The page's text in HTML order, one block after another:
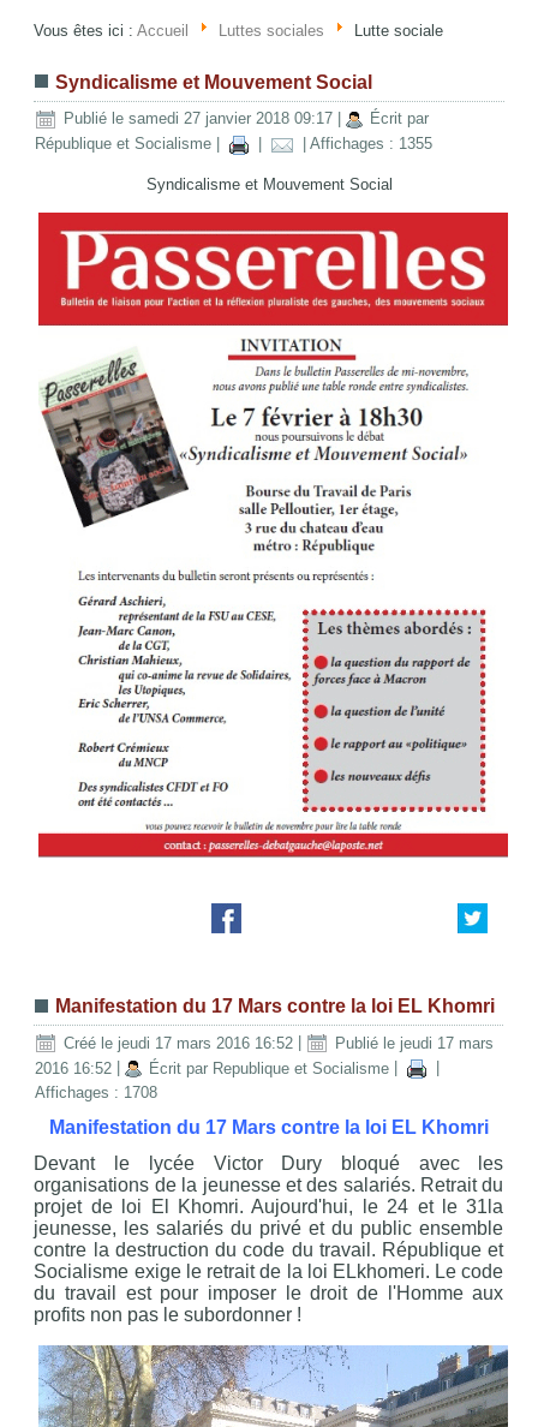
Vous êtes ici :Accueil Luttes sociales Lutte sociale
Syndicalisme et Mouvement Social
Publié le samedi 27 janvier 2018 09:17
Écrit par
République et Socialisme
| Affichages : 1355
Syndicalisme et Mouvement Social
Manifestation du 17 Mars contre la loi EL Khomri
Créé le jeudi 17 mars 2016 16:52
Publié le jeudi 17 mars
2016 16:52
Écrit par Republique et Socialisme
Affichages : 1708
Manifestation du 17 Mars contre la loi EL Khomri
Devant le lycée Victor Dury bloqué avec les
organisations de la jeunesse et des salariés. Retrait du
projet de loi El Khomri. Aujourd'hui, le 24 et le 31la
jeunesse, les salariés du privé et du public ensemble
contre la destruction du code du travail. République et
Socialisme exige le retrait de la loi ELkhomeri. Le code
du travail est pour imposer le droit de l'Homme aux
profits non pas le subordonner !